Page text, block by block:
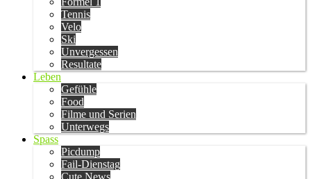
Tennis
Velo
Ski
Unvergessen
Resultate
Leben
Gefühle
Food
Filme und Serien
Unterwegs
Spass
Picdump
Fail-Dienstag
Cute News